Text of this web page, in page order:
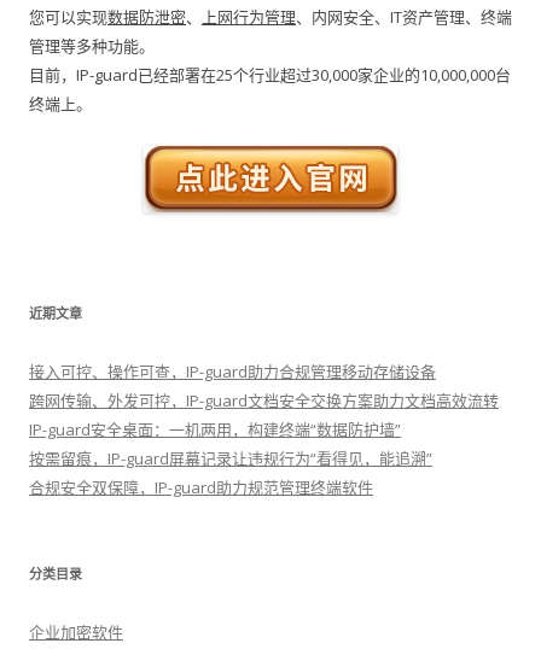
您可以实现数据防泄密、 上网行为管理、内网安全、IT资产管理、终端
管理等多种功能。
目前，IP-guard已经部署在25个行业超过30,000家企业的10,000,000台
终端上。
近期文章
接入可控、操作可查，IP-guard助力合规管理移动存储设备
跨网传输、外发可控，IP-guard文档安全交换方案助力文档高效流转
IP-guard安全桌面：一机两用，构建终端“数据防护墙”
按需留痕，IP-guard屏幕记录让违规行为“看得见，能追溯”
合规安全双保障，IP-guard助力规范管理终端软件
分类目录
企业加密软件